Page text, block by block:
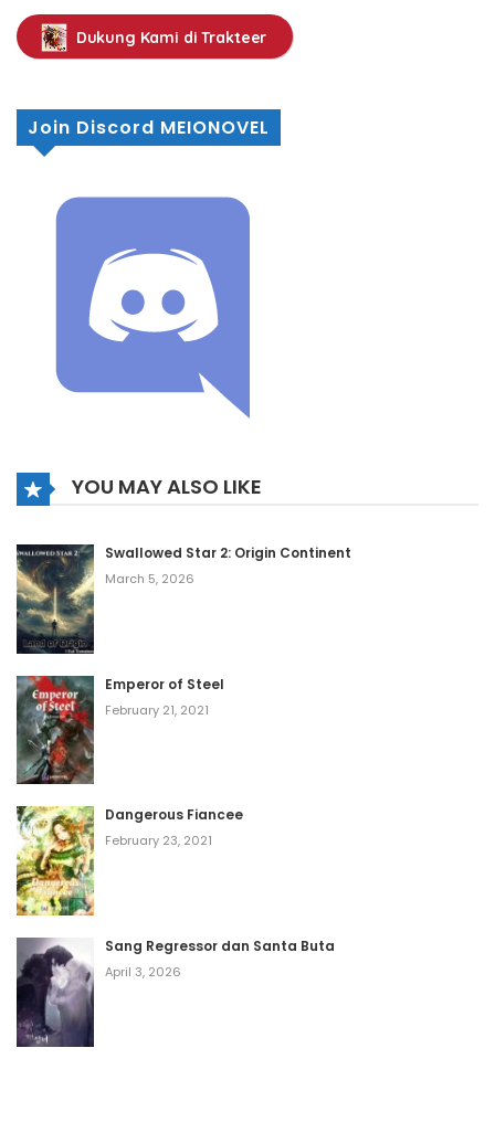
Dukung Kami di Trakteer
Join Discord MEIONOVEL
YOU MAY ALSO LIKE
Swallowed Star 2: Origin Continent
March 5, 2026
Emperor of Steel
February 21, 2021
Dangerous Fiancee
February 23, 2021
Sang Regressor dan Santa Buta
April 3, 2026